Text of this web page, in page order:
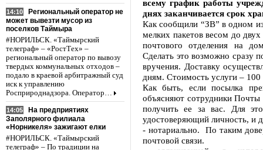
14:10
Региональный оператор не
может вывезти мусор из
поселков Таймыра
#НОРИЛЬСК. «Таймырский
телеграф» – «РостТех» –
региональный оператор по вывозу
твердых коммунальных отходов –
подало в краевой арбитражный суд
иск к управлению
Росприроднадзора. Оператор…
14:05
На предприятиях
Заполярного филиала
«Норникеля» зажигают елки
#НОРИЛЬСК. «Таймырский
телеграф» – По традиции на
всему график работы
днях заканчивается срок
Как сообщили “ЗВ” в одном
мелких пакетов весом до
почтового отделения на
Сделать это возможно сразу
вручения. Доставку
дням. Стоимость услуги – 100
Как быть, если посылка
объясняют сотрудники Почты
получить ее за вас. Для
удостоверяющий личность, и
- нотариально. По таким
почтовой связи.